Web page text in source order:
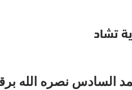
تشاد
السادس نصره الله